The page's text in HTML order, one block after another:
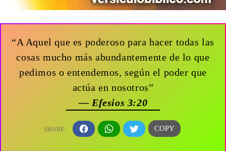
“A Aquel que es poderoso para hacer todas las
cosas mucho más abundantemente de lo que
pedimos o entendemos, según el poder que
actúa en nosotros”
— Efesios 3:20